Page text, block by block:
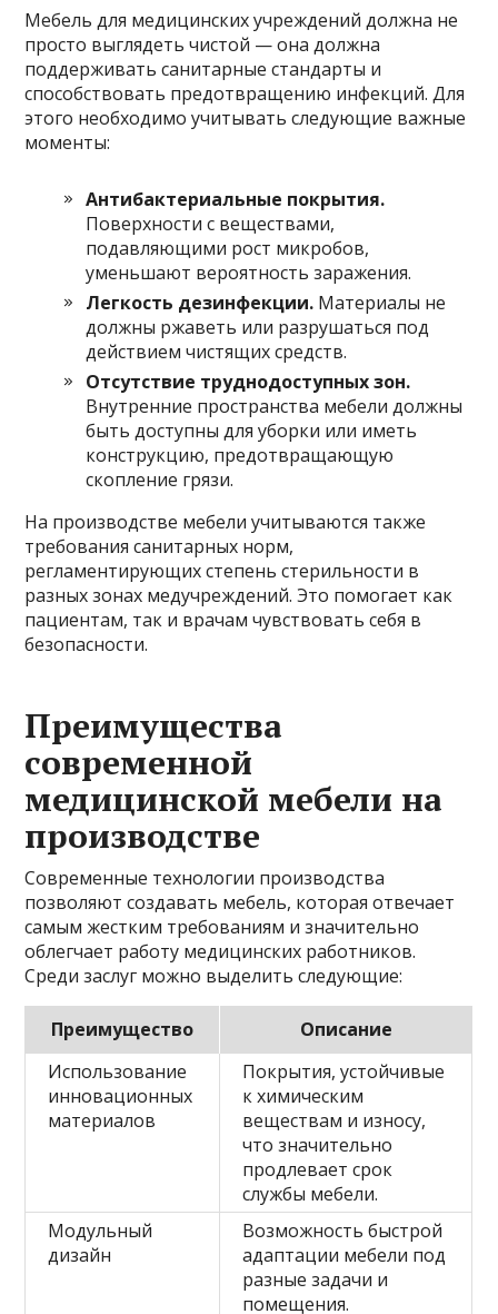
Мебель для медицинских учреждений должна не
просто выглядеть чистой — она должна
поддерживать санитарные стандарты и
способствовать предотвращению инфекций. Для
этого необходимо учитывать следующие важные
моменты:
Антибактериальные покрытия.
Поверхности с веществами,
подавляющими рост микробов,
уменьшают вероятность заражения.
Легкость дезинфекции. Материалы не
должны ржаветь или разрушаться под
действием чистящих средств.
Отсутствие труднодоступных зон.
Внутренние пространства мебели должны
быть доступны для уборки или иметь
конструкцию, предотвращающую
скопление грязи.
На производстве мебели учитываются также
требования санитарных норм,
регламентирующих степень стерильности в
разных зонах медучреждений. Это помогает как
пациентам, так и врачам чувствовать себя в
безопасности.
Преимущества
современной
медицинской мебели на
производстве
Современные технологии производства
позволяют создавать мебель, которая отвечает
самым жестким требованиям и значительно
облегчает работу медицинских работников.
Среди заслуг можно выделить следующие:
Преимущество
Описание
Использование
инновационных
материалов
Покрытия, устойчивые
к химическим
веществам и износу,
что значительно
продлевает срок
службы мебели.
Модульный
дизайн
Возможность быстрой
адаптации мебели под
разные задачи и
помещения.